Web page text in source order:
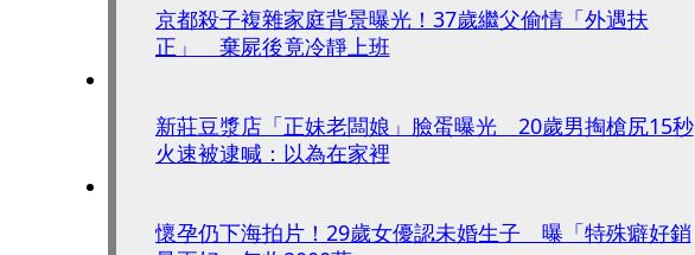
京都殺子複雜家庭背景曝光！37歲繼父偷情「外遇扶
正」 棄屍後竟冷靜上班
新莊豆漿店「正妹老闆娘」臉蛋曝光 20歲男掏槍尻15秒
火速被逮喊：以為在家裡
懷孕仍下海拍片！29歲女優認未婚生子 曝「特殊癖好銷